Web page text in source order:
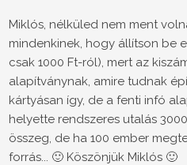
Miklós, nélküled nem ment
mindenkinek, hogy állítson be
csak 1000 Ft-ról), mert az
alapítványnak, amire tudnak
kártyásan így, de a fenti infó
helyette rendszeres utalás
összeg, de ha 100 ember
forrás... 🙂 Köszönjük Miklós 🙂